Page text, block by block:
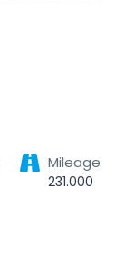
Mileage
231.000